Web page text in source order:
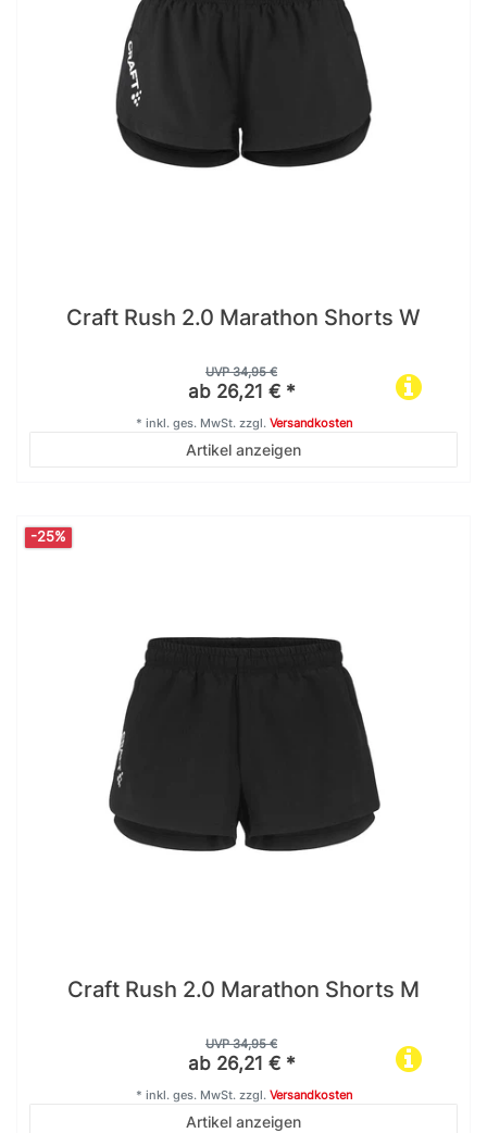
Craft Rush 2.0 Marathon Shorts W
UVP 34,95 €
ab 26,21 € *
Artikel anzeigen
* inkl. ges. MwSt.zzgl. Versandkosten
-25%
Craft Rush 2.0 Marathon Shorts M
UVP 34,95 €
ab 26,21 € *
Artikel anzeigen
* inkl. ges. MwSt.zzgl. Versandkosten